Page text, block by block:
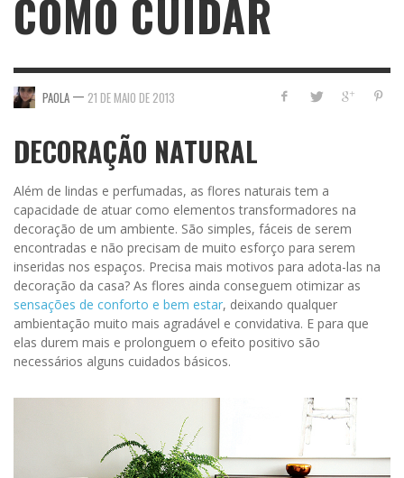
COMO CUIDAR
PAOLA — 21 DE MAIO DE 2013
DECORAÇÃO NATURAL
Além de lindas e perfumadas, as flores naturais tem a
capacidade de atuar como elementos transformadores na
decoração de um ambiente. São simples, fáceis de serem
encontradas e não precisam de muito esforço para serem
inseridas nos espaços. Precisa mais motivos para adota-las na
decoração da casa? As flores ainda conseguem otimizar as
sensações de conforto e bem estar, deixando qualquer
ambientação muito mais agradável e convidativa. E para que
elas durem mais e prolonguem o efeito positivo são
necessários alguns cuidados básicos.